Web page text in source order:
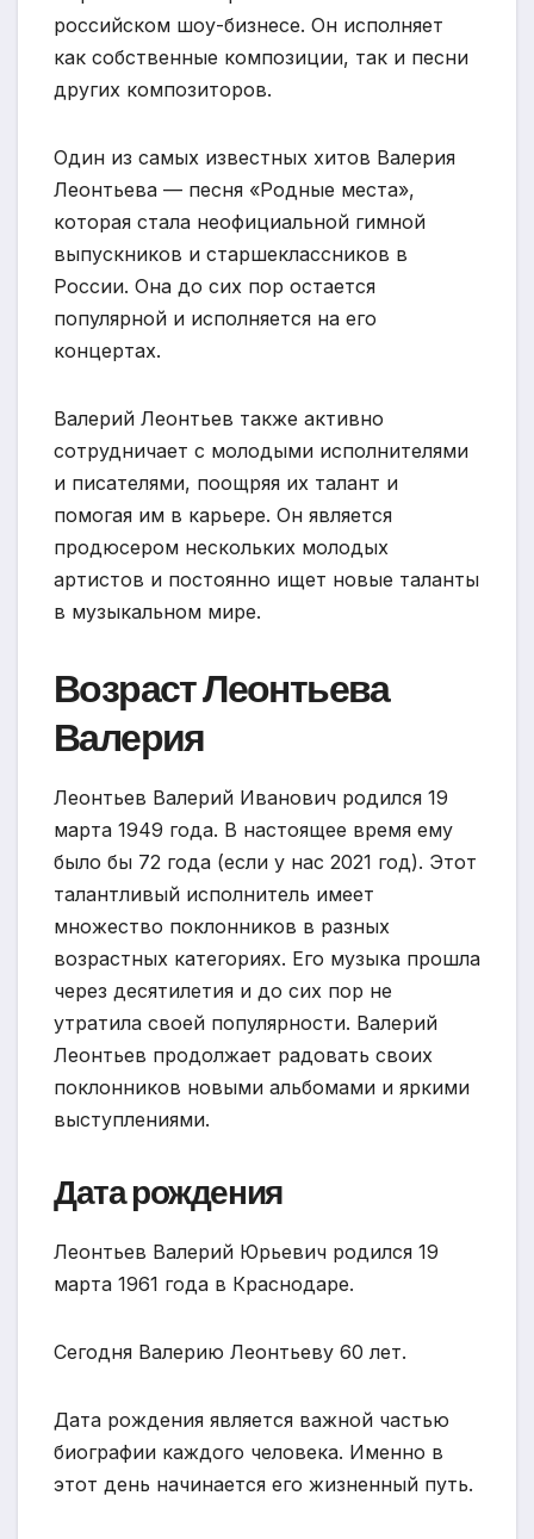
российском шоу-бизнесе. Он исполняет
как собственные композиции, так и песни
других композиторов.
Один из самых известных хитов Валерия
Леонтьева — песня «Родные места»,
которая стала неофициальной гимной
выпускников и старшеклассников в
России. Она до сих пор остается
популярной и исполняется на его
концертах.
Валерий Леонтьев также активно
сотрудничает с молодыми исполнителями
и писателями, поощряя их талант и
помогая им в карьере. Он является
продюсером нескольких молодых
артистов и постоянно ищет новые таланты
в музыкальном мире.
Возраст Леонтьева
Валерия
Леонтьев Валерий Иванович родился 19
марта 1949 года. В настоящее время ему
было бы 72 года (если у нас 2021 год). Этот
талантливый исполнитель имеет
множество поклонников в разных
возрастных категориях. Его музыка прошла
через десятилетия и до сих пор не
утратила своей популярности. Валерий
Леонтьев продолжает радовать своих
поклонников новыми альбомами и яркими
выступлениями.
Дата рождения
Леонтьев Валерий Юрьевич родился 19
марта 1961 года в Краснодаре.
Сегодня Валерию Леонтьеву 60 лет.
Дата рождения является важной частью
биографии каждого человека. Именно в
этот день начинается его жизненный путь.